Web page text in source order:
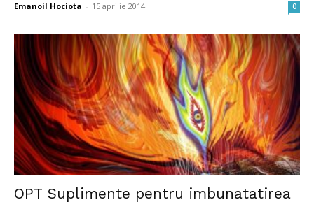
Emanoil Hociota - 15 aprilie 2014 0
OPT Suplimente pentru imbunatatirea